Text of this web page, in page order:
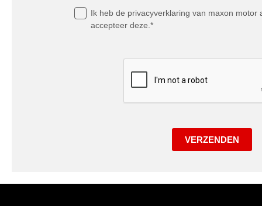
Ik heb de privacyverklaring van maxon motor
accepteer deze.*
VERZENDEN